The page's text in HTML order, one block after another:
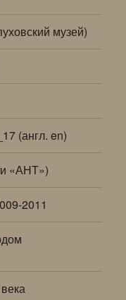
музей)
(англ. en)
«АНТ»)
2011